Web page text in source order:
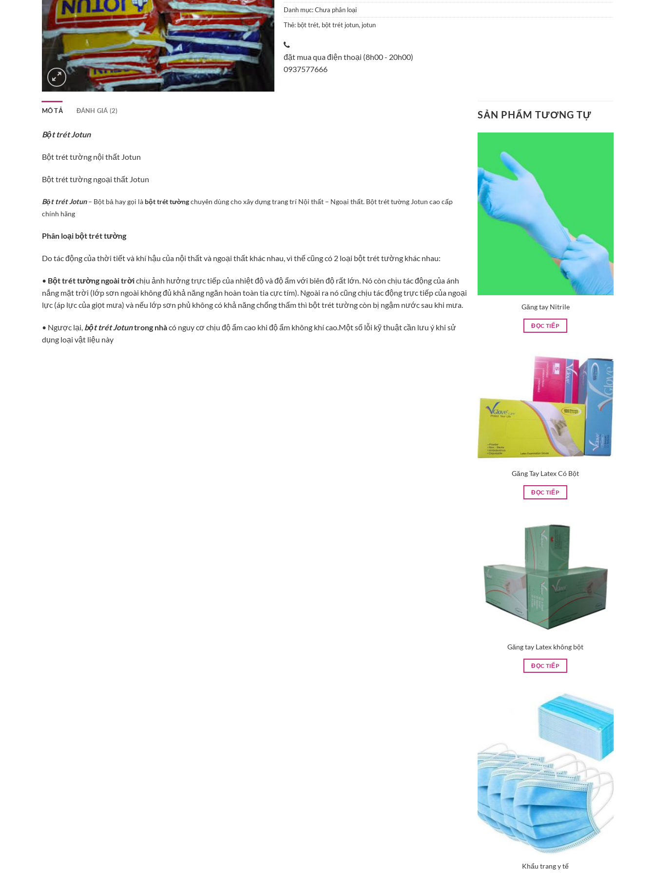
Danh mục:Chưa phân loại
Thẻ: bột trét, bột trét jotun, jotun
đặt mua qua điện thoại (8h00 - 20h00)
0937577666
MÔ TẢ ĐÁNH GIÁ (2)
Bột trét Jotun
Bột trét tường nội thất Jotun
Bột trét tường ngoại thất Jotun
Bột trét Jotun – Bột bả hay gọi là bột trét tườngchuyên dùng cho xây dựng trang trí Nội thất – Ngoại thất. Bột trét tường Jotun cao cấp
chính hãng
Phân loại bột trét tường
Do tác động của thời tiết và khí hậu của nội thất và ngoại thất khác nhau, vì thế cũng có 2 loại bột trét tường khác nhau:
• Bột trét tường ngoài trờichịu ảnh hưởng trực tiếp của nhiệt độ và độ ẩm với biên độ rất lớn. Nó còn chịu tác động của ánh
nắng mặt trời (lớp sơn ngoài không đủ khả năng ngăn hoàn toàn tia cực tím). Ngoài ra nó cũng chịu tác động trực tiếp của ngoại
lực (áp lực của giọt mưa) và nếu lớp sơn phủ không có khả năng chống thấm thì bột trét tường còn bị ngậm nước sau khi mưa.
• Ngược lại, bột trét Jotuntrong nhàcó nguy cơ chịu độ ẩm cao khi độ ẩm không khí cao.Một số lỗi kỹ thuật cần lưu ý khi sử
dụng loại vật liệu này
SẢN PHẨM TƯƠNG TỰ
Găng tay Nitrile
ĐỌC TIẾP
Găng Tay Latex Có Bột
ĐỌC TIẾP
Găng tay Latex không bột
ĐỌC TIẾP
Khẩu trang y tế